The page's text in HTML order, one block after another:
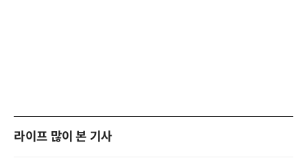
라이프 많이 본 기사